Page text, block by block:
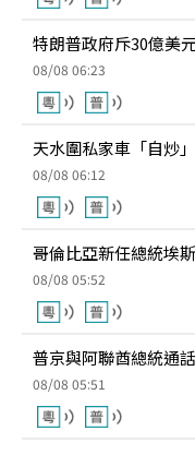
特朗普政府斥30億美
08/08 06:23
天水圍私家車「自炒
08/08 06:12
哥倫比亞新任總統埃
08/08 05:52
普京與阿聯酋總統通
08/08 05:51